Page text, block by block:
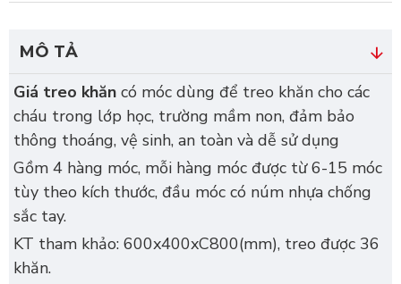
MÔ TẢ
Giá treo khăn có móc dùng để treo khăn cho các
cháu trong lớp học, trường mầm non, đảm bảo
thông thoáng, vệ sinh, an toàn và dễ sử dụng
Gồm 4 hàng móc, mỗi hàng móc được từ 6-15 móc
tùy theo kích thước, đầu móc có núm nhựa chống
sắc tay.
KT tham khảo: 600x400xC800(mm), treo được 36
khăn.